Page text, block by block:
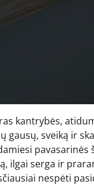
kantrybės,
gausų, sveiką ir
pavasarinės
ilgai serga ir
nespėti